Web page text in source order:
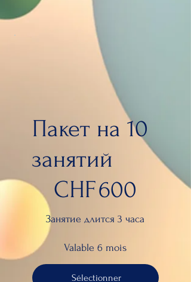
Пакет на 10
занятий
CHF600
Занятие длится 3 часа
Valable 6 mois
Sélectionner